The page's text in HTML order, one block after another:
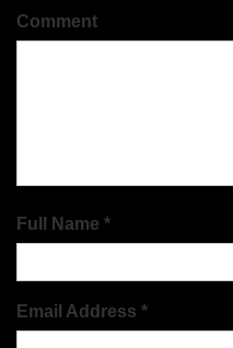
Comment
Full Name *
Email Address *